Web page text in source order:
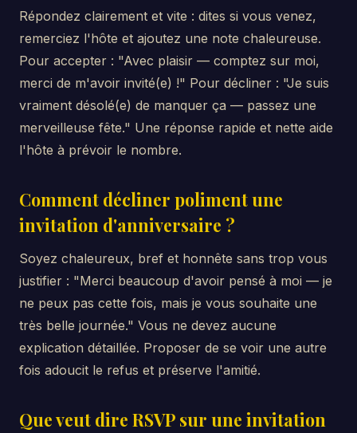
Répondez clairement et vite : dites si vous venez,
remerciez l'hôte et ajoutez une note chaleureuse.
Pour accepter : "Avec plaisir — comptez sur moi,
merci de m'avoir invité(e) !" Pour décliner : "Je suis
vraiment désolé(e) de manquer ça — passez une
merveilleuse fête." Une réponse rapide et nette aide
l'hôte à prévoir le nombre.
Comment décliner poliment une
invitation d'anniversaire ?
Soyez chaleureux, bref et honnête sans trop vous
justifier : "Merci beaucoup d'avoir pensé à moi — je
ne peux pas cette fois, mais je vous souhaite une
très belle journée." Vous ne devez aucune
explication détaillée. Proposer de se voir une autre
fois adoucit le refus et préserve l'amitié.
Que veut dire RSVP sur une invitation